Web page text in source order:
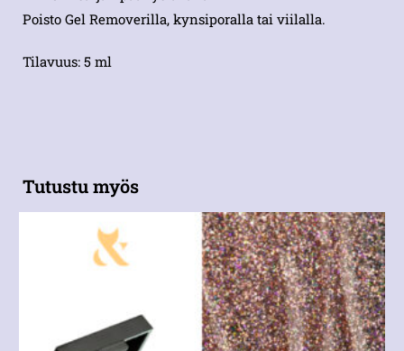
Poisto Gel Removerilla, kynsiporalla tai viilalla.
Tilavuus: 5 ml
Tutustu myös